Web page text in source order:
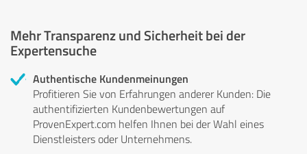
Mehr Transparenz und Sicherheit bei der
Expertensuche
Authentische Kundenmeinungen
Profitieren Sie von Erfahrungen anderer Kunden: Die
authentifizierten Kundenbewertungen auf
ProvenExpert.com helfen Ihnen bei der Wahl eines
Dienstleisters oder Unternehmens.